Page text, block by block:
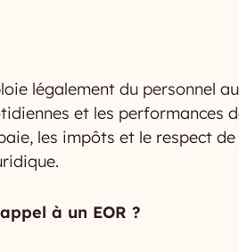
légalement du personnel
et les performances
les impôts et le respect
à un EOR ?